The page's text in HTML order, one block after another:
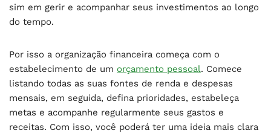
sim em gerir e acompanhar seus investimentos ao longo
do tempo.
Por isso a organização financeira começa com o
estabelecimento de um orçamento pessoal. Comece
listando todas as suas fontes de renda e despesas
mensais, em seguida, defina prioridades, estabeleça
metas e acompanhe regularmente seus gastos e
receitas. Com isso, você poderá ter uma ideia mais clara